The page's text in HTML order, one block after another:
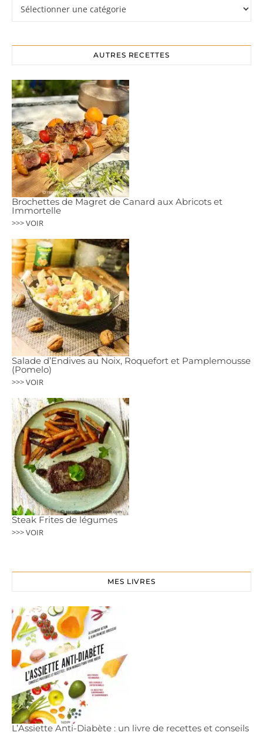
AUTRES RECETTES
Brochettes de Magret de Canard aux Abricots et
Immortelle
>>> VOIR
Salade d’Endives au Noix, Roquefort et Pamplemousse
(Pomelo)
>>> VOIR
Steak Frites de légumes
>>> VOIR
MES LIVRES
L’Assiette Anti-Diabète : un livre de recettes et conseils